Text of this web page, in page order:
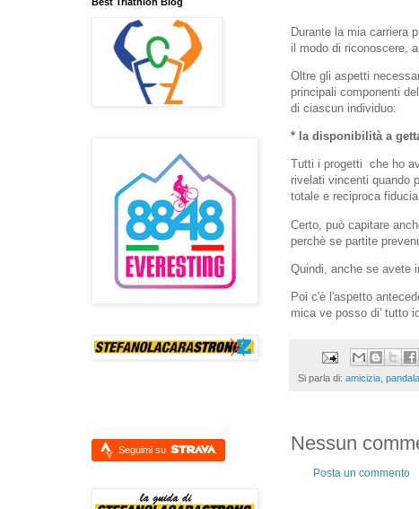
Durante la mia carriera
il modo di riconoscere,
Oltre gli aspetti
principali componenti
di ciascun individuo:
* la disponibilità a
Tutti i progetti che ho
rivelati vincenti quando
totale e reciproca
Certo, può capitare
perchè se partite
Quindi, anche se avete
Poi c'è l'aspetto
mica ve posso di' tutto
Si parla di: amicizia
Nessun
Posta un commento
Seguimi su